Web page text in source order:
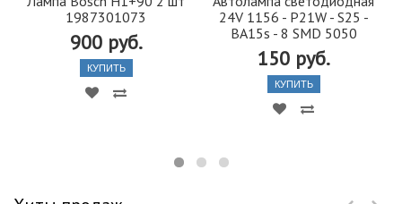
1987301073
900 руб.
КУПИТЬ
24V 1156 - P21W - S25 -
BA15s - 8 SMD 5050
150 руб.
КУПИТЬ